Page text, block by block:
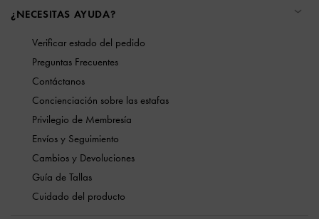
¿NECESITAS AYUDA?
Verificar estado del pedido
Preguntas Frecuentes
Contáctanos
Concienciación sobre las estafas
Privilegio de Membresía
Envíos y Seguimiento
Cambios y Devoluciones
Guía de Tallas
Cuidado del producto